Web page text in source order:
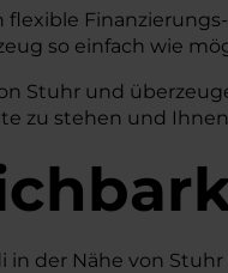
so einfach wie
Stuhr und
zu stehen und
in der Nähe von